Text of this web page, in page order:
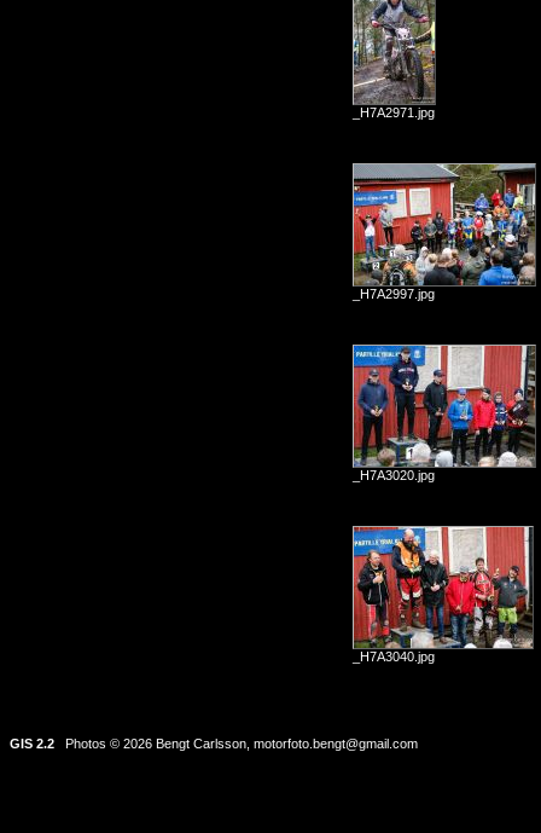
_H7A2971.jpg
_H7A2997.jpg
_H7A3020.jpg
_H7A3040.jpg
GIS 2.2 Photos © 2026 Bengt Carlsson, motorfoto.bengt@gmail.com